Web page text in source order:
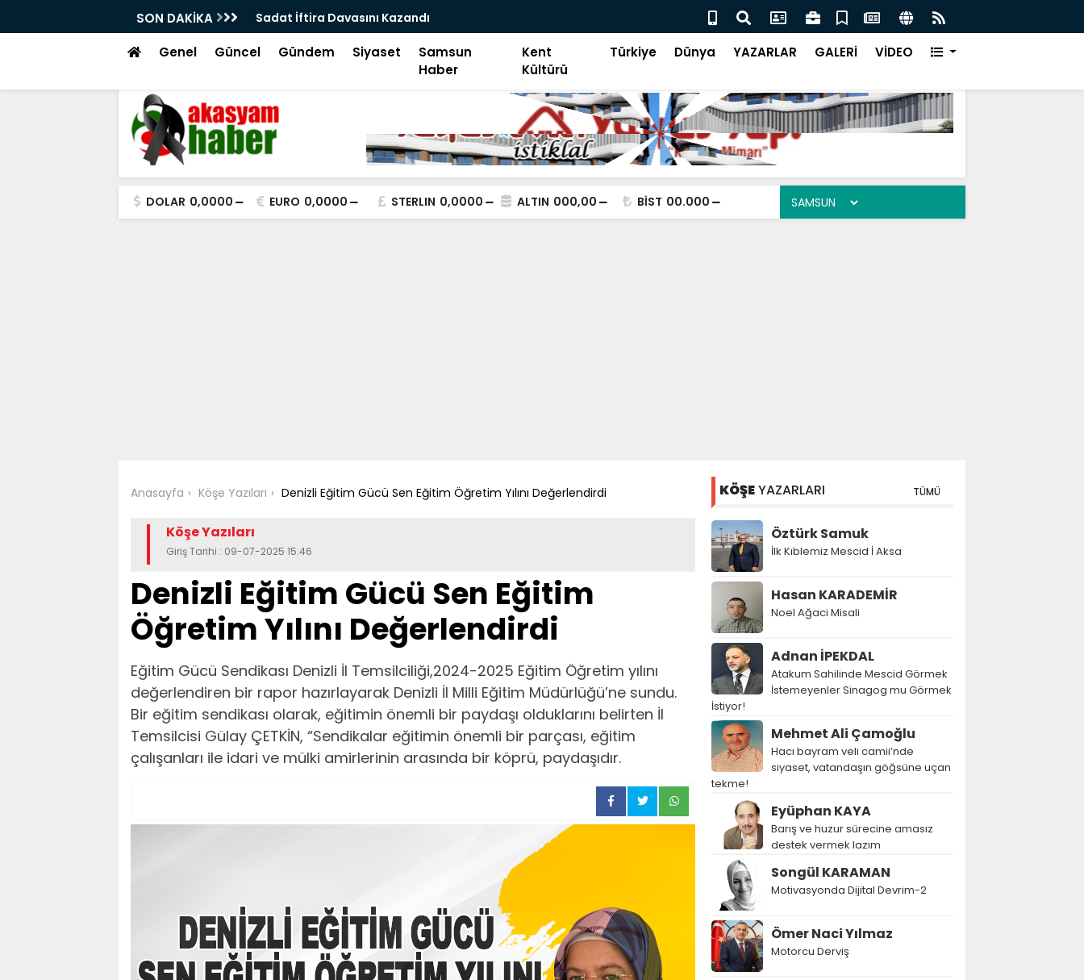
SON DAKİKA
İmar Mevzuatına uygun mu! Sadat İftira Davasını Kazandı İlk Kıblemiz Mescid İ Aksa
Genel Güncel Gündem Siyaset
Samsun
Haber
Kent
Kültürü
Türkiye Dünya YAZARLAR GALERİ VİDEO
DOLAR 0,0000 EURO 0,0000 STERLIN 0,0000 ALTIN 000,00 BİST 00.000
Anasayfa Köşe Yazıları Denizli Eğitim Gücü Sen Eğitim Öğretim Yılını Değerlendirdi
Köşe Yazıları
Giriş Tarihi : 09-07-2025 15:46
Denizli Eğitim Gücü Sen Eğitim
Öğretim Yılını Değerlendirdi
Eğitim Gücü Sendikası Denizli İl Temsilciliği,2024-2025 Eğitim Öğretim yılını
değerlendiren bir rapor hazırlayarak Denizli İl Milli Eğitim Müdürlüğü’ne sundu.
Bir eğitim sendikası olarak, eğitimin önemli bir paydaşı olduklarını belirten İl
Temsilcisi Gülay ÇETKİN, “Sendikalar eğitimin önemli bir parçası, eğitim
çalışanları ile idari ve mülki amirlerinin arasında bir köprü, paydaşıdır.
KÖŞEYAZARLARI TÜMÜ
Öztürk Samuk
İlk Kıblemiz Mescid İ Aksa
Hasan KARADEMİR
Noel Ağaci Misali
Adnan İPEKDAL
Atakum Sahilinde Mescid Görmek
İstemeyenler Sinagog mu Görmek
İstiyor!
Mehmet Ali Çamoğlu
Hacı bayram veli camii’nde
siyaset, vatandaşın göğsüne uçan
tekme!
Eyüphan KAYA
Barış ve huzur sürecine amasız
destek vermek lazım
Songül KARAMAN
Motivasyonda Dijital Devrim-2
Ömer Naci Yılmaz
Motorcu Derviş